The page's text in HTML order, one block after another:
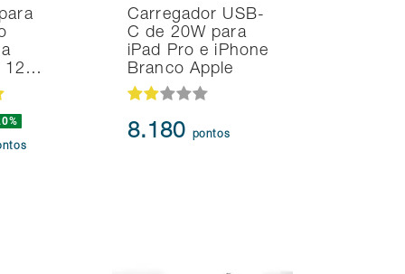
12…
Carregador USB-
C de 20W para
iPad Pro e iPhone
Branco Apple
8.180 pontos